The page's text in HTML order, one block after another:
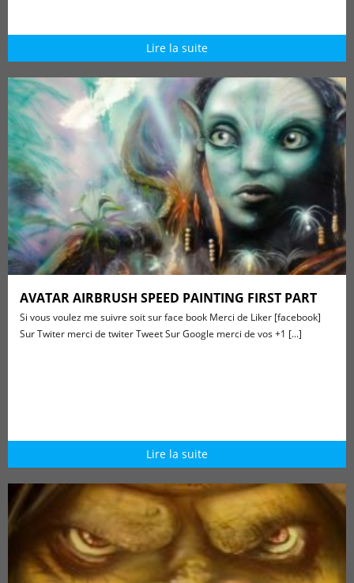
Lire la suite
AVATAR AIRBRUSH SPEED PAINTING FIRST PART
Si vous voulez me suivre soit sur face book Merci de Liker [facebook]
Sur Twiter merci de twiter Tweet Sur Google merci de vos +1 [...]
Lire la suite